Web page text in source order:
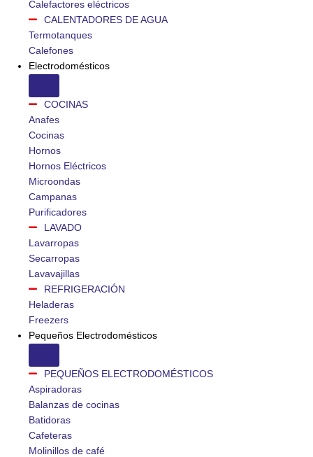
Calefactores eléctricos
CALENTADORES DE AGUA
Termotanques
Calefones
Electrodomésticos
COCINAS
Anafes
Cocinas
Hornos
Hornos Eléctricos
Microondas
Campanas
Purificadores
LAVADO
Lavarropas
Secarropas
Lavavajillas
REFRIGERACIÓN
Heladeras
Freezers
Pequeños Electrodomésticos
PEQUEÑOS ELECTRODOMÉSTICOS
Aspiradoras
Balanzas de cocinas
Batidoras
Cafeteras
Molinillos de café